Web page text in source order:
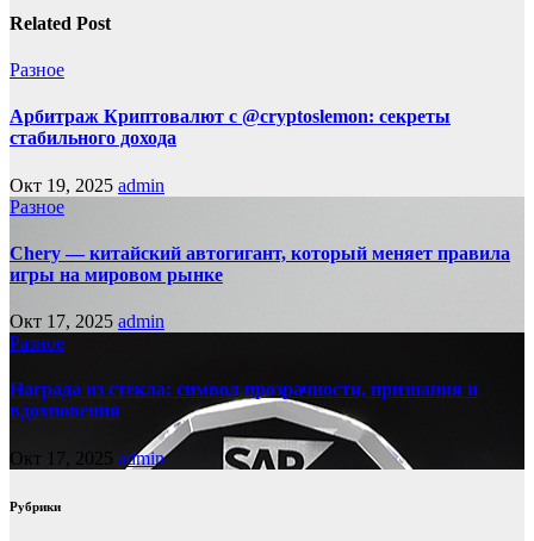
Related Post
Разное
Арбитраж Криптовалют с @cryptoslemon: секреты
стабильного дохода
Окт 19, 2025 admin
Разное
Chery — китайский автогигант, который меняет правила
игры на мировом рынке
Окт 17, 2025 admin
Разное
Награда из стекла: символ прозрачности, признания и
вдохновения
Окт 17, 2025 admin
Рубрики